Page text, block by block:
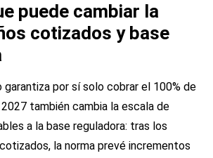
puede cambiar la
cotizados y base
garantiza por sí solo cobrar el 100% de
2027 también cambia la escala de
a la base reguladora: tras los
la norma prevé incrementos